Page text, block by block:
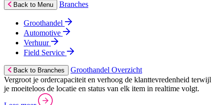
Back to Menu Branches
Groothandel
Automotive
Verhuur
Field Service
Back to Branches
Groothandel Overzicht
Vergroot je ordercapaciteit en verhoog de klanttevredenheid terwijl
je moeiteloos de locatie en status van elk item in realtime volgt.